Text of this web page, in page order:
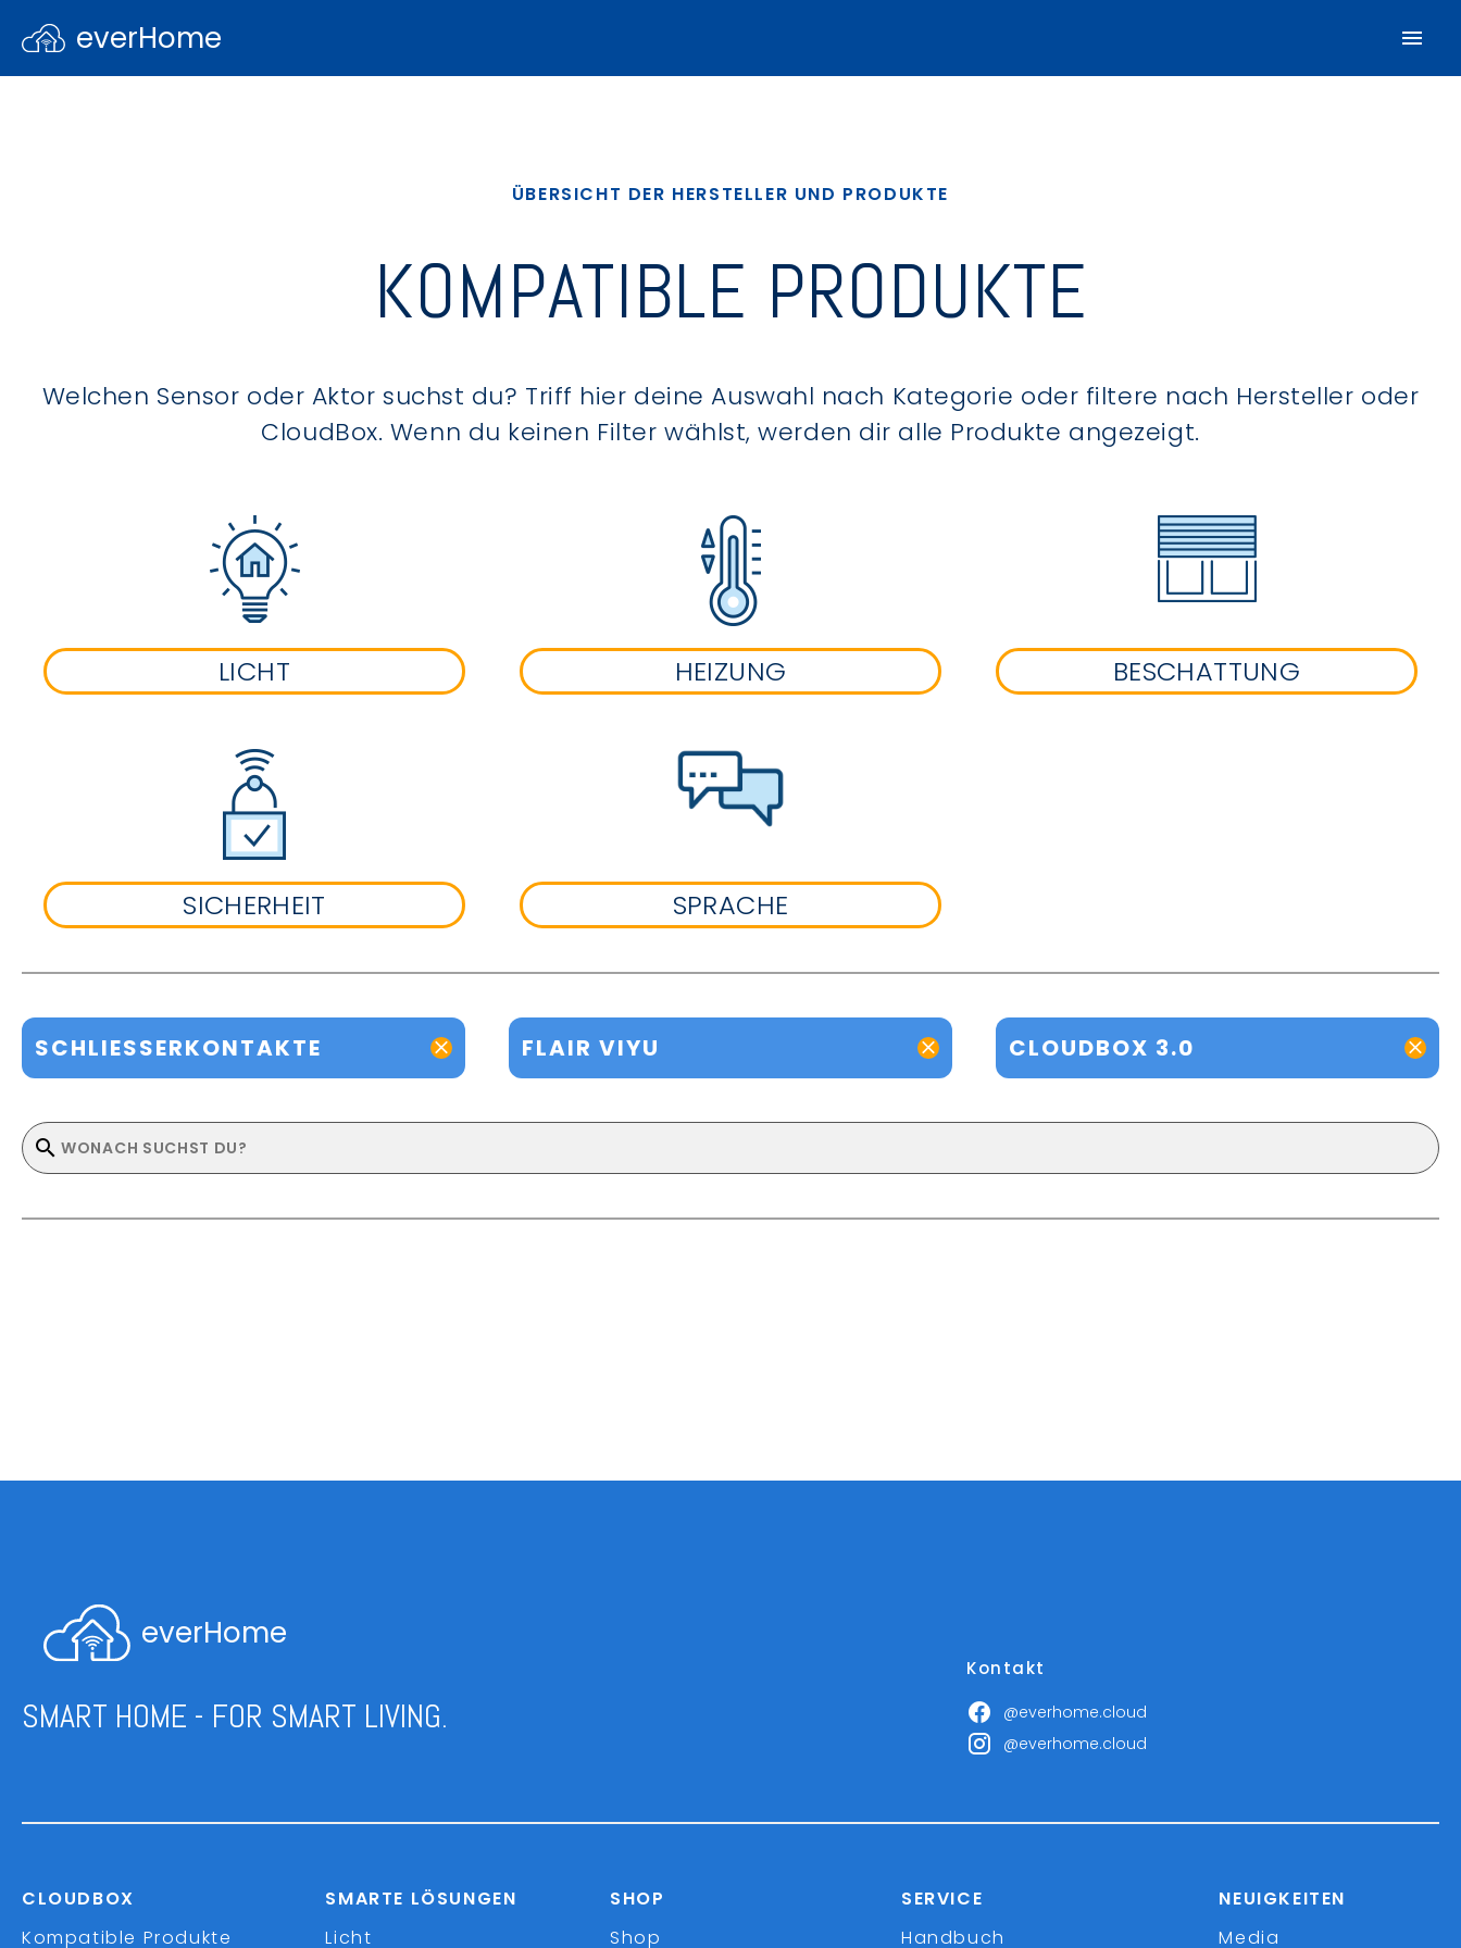
everHome
ÜBERSICHT DER HERSTELLER UND PRODUKTE
KOMPATIBLE PRODUKTE
Welchen Sensor oder Aktor suchst du? Triff hier deine Auswahl nach Kategorie oder filtere nach Hersteller oder
CloudBox. Wenn du keinen Filter wählst, werden dir alle Produkte angezeigt.
LICHT HEIZUNG BESCHATTUNG
SICHERHEIT SPRACHE
SCHLIESSERKONTAKTE FLAIR VIYU CLOUDBOX 3.0
everHome
SMART HOME - FOR SMART LIVING.
Kontakt
@everhome.cloud
@everhome.cloud
CLOUDBOX
Kompatible Produkte
SMARTE LÖSUNGEN
Licht
SHOP
Shop
SERVICE
Handbuch
NEUIGKEITEN
Media